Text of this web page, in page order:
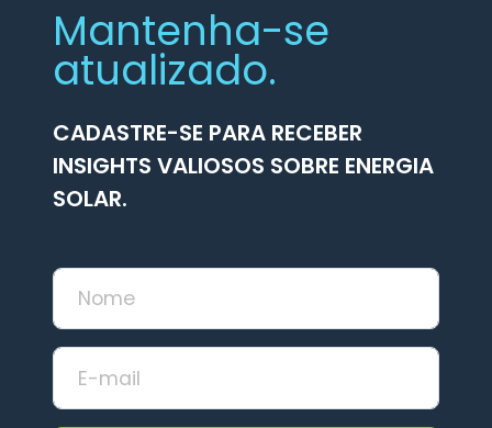
Mantenha-se
atualizado.
CADASTRE-SE PARA RECEBER
INSIGHTS VALIOSOS SOBRE ENERGIA
SOLAR.